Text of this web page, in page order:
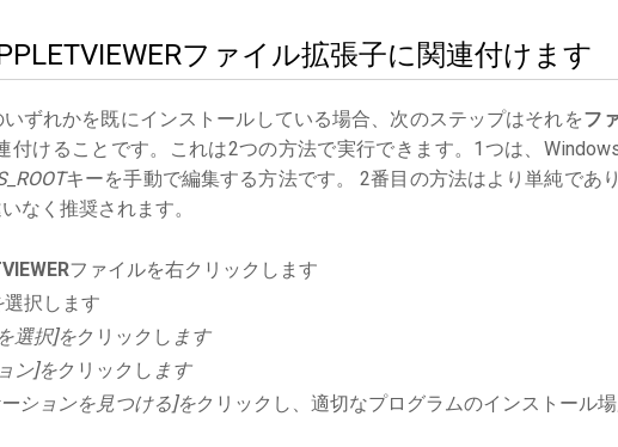
ファイル拡張子に関連付けます
ずれかを既にインストールしている場合、次のステップはそれをフ
付けることです。これは2つの方法で実行できます。1つは、
キーを手動で編集する方法です。 2番目の方法はより単純であり
なく推奨されます。
ファイルを右クリックします
選択します
選択]をクリックし ます
ン]をクリックし ます
ションを見つける]をクリックし、適切なプログラムのインストール